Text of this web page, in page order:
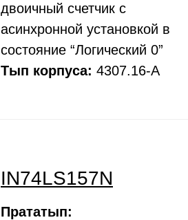
двоичный счетчик с
асинхронной установкой в
состояние “Логический 0”
Тып корпуса: 4307.16-А
IN74LS157N
Прататып: